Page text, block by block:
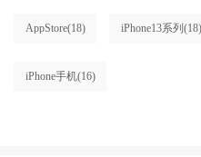
AppStore(18) iPhone13系列 (18)
iPhone手机(16)